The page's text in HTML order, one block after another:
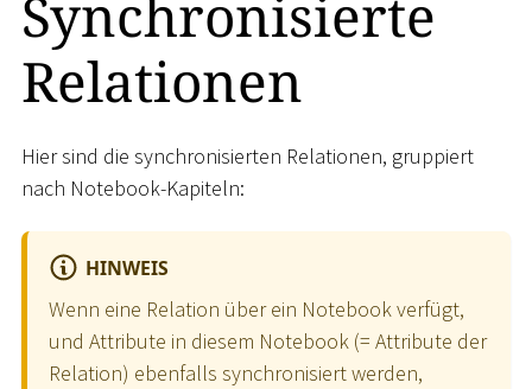
Synchronisierte
Relationen
Hier sind die synchronisierten Relationen, gruppiert
nach Notebook-Kapiteln:
HINWEIS
Wenn eine Relation über ein Notebook verfügt,
und Attribute in diesem Notebook (= Attribute der
Relation) ebenfalls synchronisiert werden,